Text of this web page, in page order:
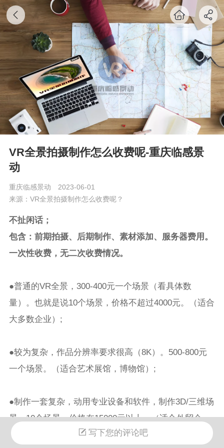
VR全景拍摄制作怎么收费呢-重庆临感景
动
重庆临感景动
2023-06-01
来源：VR全景拍摄制作怎么收费呢？
不扯闲话；
包含：前期拍摄、后期制作、素材添加、服务器费用。
一次性收费，无二次收费情况。
●普通的VR全景，300-400元一个场景（看具体数
量）。也就是说10个场景，价格不超过4000元。（适合
大多数企业）;
●较为复杂，作品分辨率要求很高（8K）。500-800元
一个场景。（适合艺术展馆，博物馆）;
●制作一套复杂，动用专业设备和软件，制作3D/三维场
景，10个场景，价格在15000元以上。（适合外贸企
业）;
写下您的评论吧